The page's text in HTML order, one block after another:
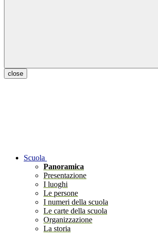
close
Scuola
Panoramica
Presentazione
I luoghi
Le persone
I numeri della scuola
Le carte della scuola
Organizzazione
La storia